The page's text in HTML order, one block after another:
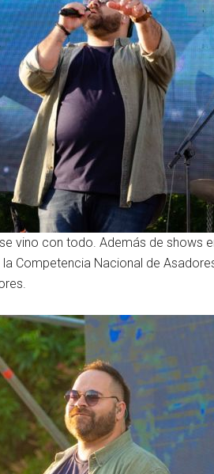
se vino con todo. Además de shows
Competencia Nacional de